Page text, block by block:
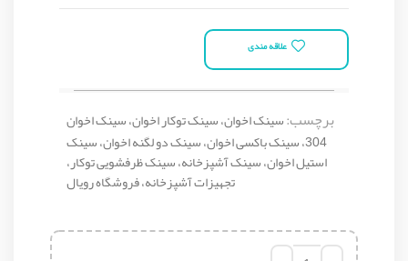
علاقه مندی
برچسب:سینک اخوان، سینک توکار اخوان، سینک اخوان
304، سینک باکسی اخوان، سینک دو لگنه اخوان، سینک
استیل اخوان، سینک آشپزخانه، سینک ظرفشویی توکار،
تجهیزات آشپزخانه، فروشگاه رویال